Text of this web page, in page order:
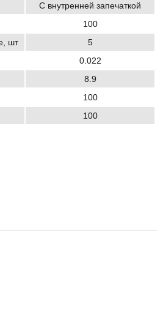
С внутренней запечаткой
100
шт
5
0.022
8.9
100
100